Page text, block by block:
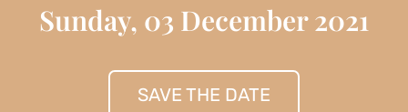
Sunday, 03 December 2021
SAVE THE DATE